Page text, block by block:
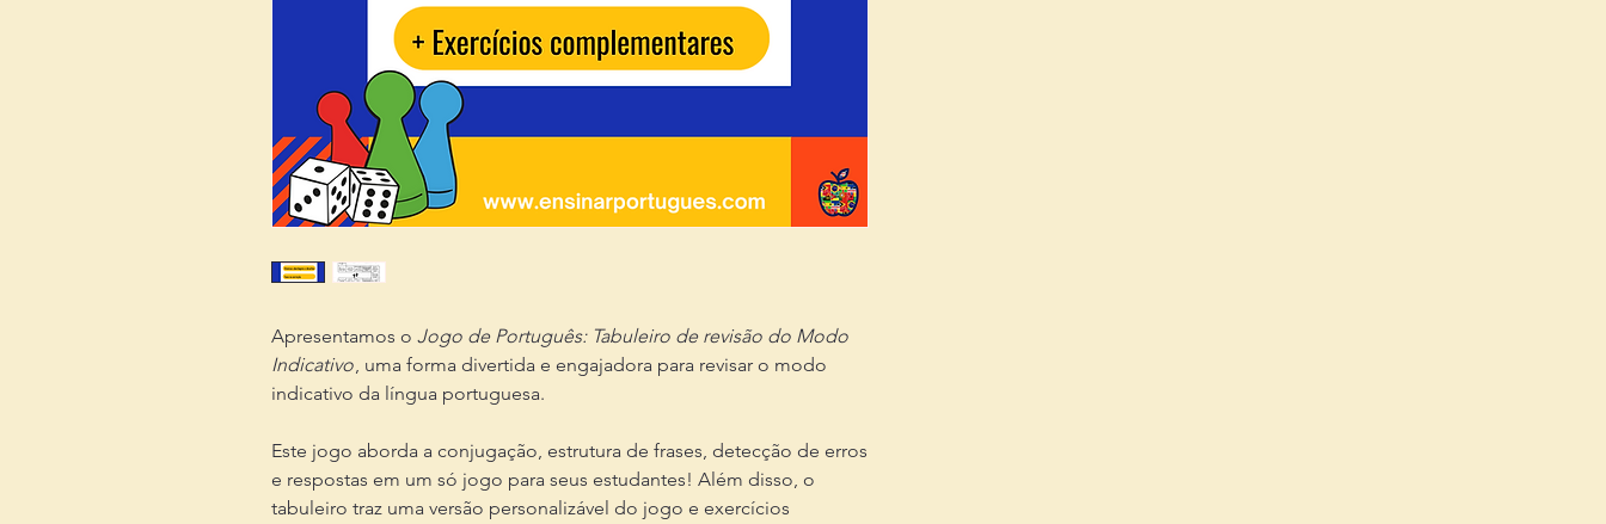
Apresentamos o Jogo de Português: Tabuleiro de revisão do Modo
Indicativo, uma forma divertida e engajadora para revisar o modo
indicativo da língua portuguesa.
Este jogo aborda a conjugação, estrutura de frases, detecção de erros
e respostas em um só jogo para seus estudantes! Além disso, o
tabuleiro traz uma versão personalizável do jogo e exercícios